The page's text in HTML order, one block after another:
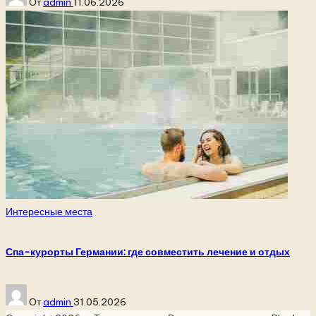
от
Опубликовано
Интересные места
Спа-курорты Германии: где совместить лечение и отдых
Запись
от
Отadmin 31.05.2026